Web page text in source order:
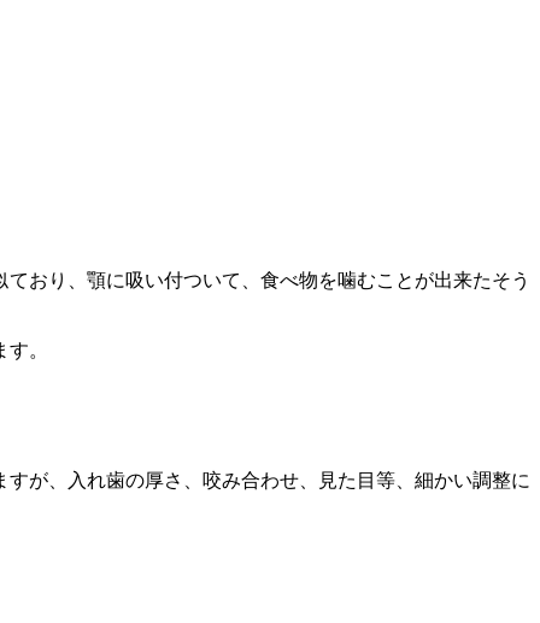
おり、顎に吸い付ついて、食べ物を噛むことが出来たそう
。
が、入れ歯の厚さ、咬み合わせ、見た目等、細かい調整に